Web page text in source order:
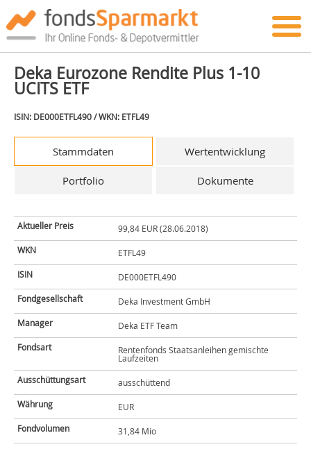
Deka Eurozone Rendite Plus 1-10
UCITS ETF
ISIN: DE000ETFL490 / WKN: ETFL49
Stammdaten Wertentwicklung
Portfolio Dokumente
Aktueller Preis
99,84 EUR (28.06.2018)
WKN
ETFL49
ISIN
DE000ETFL490
Fondgesellschaft
Deka Investment GmbH
Manager
Deka ETF Team
Fondsart
Rentenfonds Staatsanleihen gemischte
Laufzeiten
Ausschüttungsart
ausschüttend
Währung
EUR
Fondvolumen
31,84 Mio